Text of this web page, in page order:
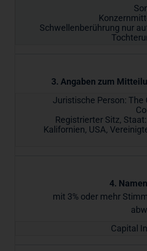
Schwellenberührung nur
3. Angaben zum
Juristische Person: The
Registrierter Sitz, Staat:
Kalifornien, USA,
4.
mit 3% oder mehr
Capital